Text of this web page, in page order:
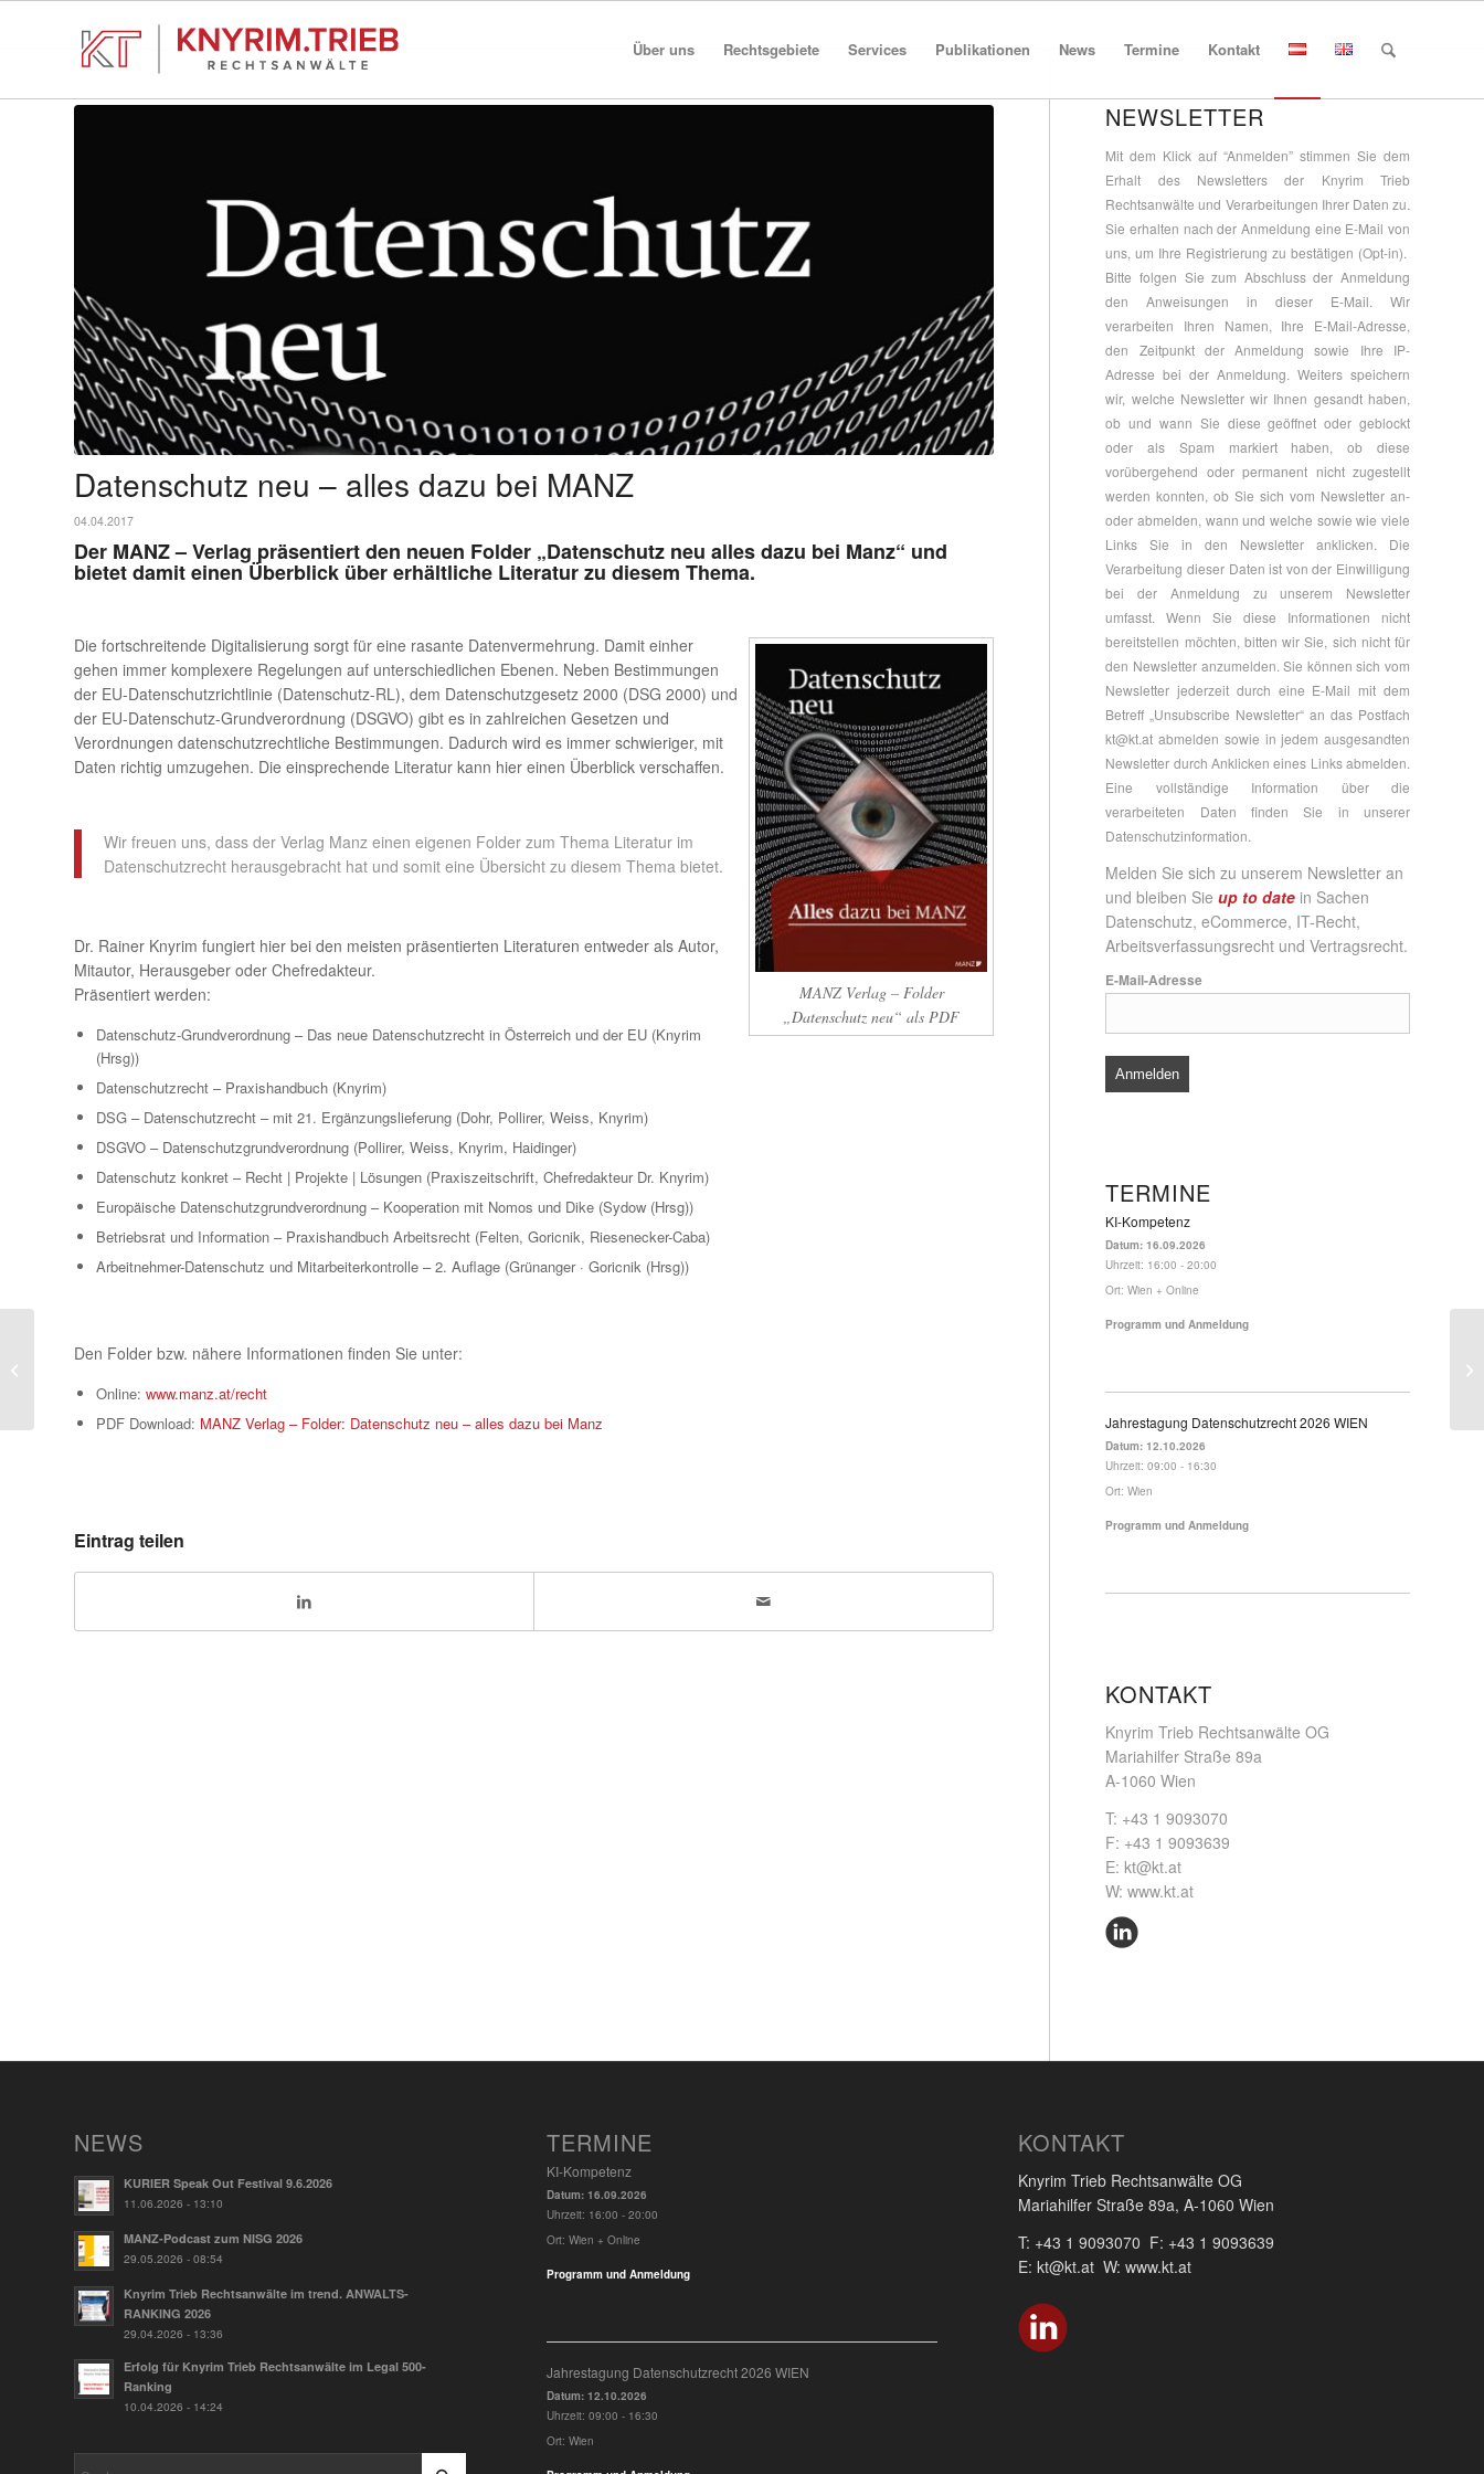
Über uns Rechtsgebiete Services Publikationen News Termine Kontakt
Datenschutz neu – alles dazu bei MANZ
04.04.2017
Der MANZ – Verlag präsentiert den neuen Folder „Datenschutz neu alles dazu bei Manz“ und
bietet damit einen Überblick über erhältliche Literatur zu diesem Thema.
MANZ Verlag – Folder
„Datenschutz neu“ als PDF
Die fortschreitende Digitalisierung sorgt für eine rasante Datenvermehrung. Damit einher
gehen immer komplexere Regelungen auf unterschiedlichen Ebenen. Neben Bestimmungen
der EU-Datenschutzrichtlinie (Datenschutz-RL), dem Datenschutzgesetz 2000 (DSG 2000) und
der EU-Datenschutz-Grundverordnung (DSGVO) gibt es in zahlreichen Gesetzen und
Verordnungen datenschutzrechtliche Bestimmungen. Dadurch wird es immer schwieriger, mit
Daten richtig umzugehen. Die einsprechende Literatur kann hier einen Überblick verschaffen.
Wir freuen uns, dass der Verlag Manz einen eigenen Folder zum Thema Literatur im
Datenschutzrecht herausgebracht hat und somit eine Übersicht zu diesem Thema bietet.
Dr. Rainer Knyrim fungiert hier bei den meisten präsentierten Literaturen entweder als Autor,
Mitautor, Herausgeber oder Chefredakteur.
Präsentiert werden:
Datenschutz-Grundverordnung – Das neue Datenschutzrecht in Österreich und der EU (Knyrim
(Hrsg))
Datenschutzrecht – Praxishandbuch (Knyrim)
DSG – Datenschutzrecht – mit 21. Ergänzungslieferung (Dohr, Pollirer, Weiss, Knyrim)
DSGVO – Datenschutzgrundverordnung (Pollirer, Weiss, Knyrim, Haidinger)
Datenschutz konkret – Recht | Projekte | Lösungen (Praxiszeitschrift, Chefredakteur Dr. Knyrim)
Europäische Datenschutzgrundverordnung – Kooperation mit Nomos und Dike (Sydow (Hrsg))
Betriebsrat und Information – Praxishandbuch Arbeitsrecht (Felten, Goricnik, Riesenecker-Caba)
Arbeitnehmer-Datenschutz und Mitarbeiterkontrolle – 2. Auflage (Grünanger · Goricnik (Hrsg))
Den Folder bzw. nähere Informationen finden Sie unter:
Online: www.manz.at/recht
PDF Download: MANZ Verlag – Folder: Datenschutz neu – alles dazu bei Manz
Eintrag teilen
NEWSLETTER
Mit dem Klick auf “Anmelden” stimmen Sie dem
Erhalt des Newsletters der Knyrim Trieb
Rechtsanwälte und Verarbeitungen Ihrer Daten zu.
Sie erhalten nach der Anmeldung eine E-Mail von
uns, um Ihre Registrierung zu bestätigen (Opt-in).
Bitte folgen Sie zum Abschluss der Anmeldung
den Anweisungen in dieser E-Mail. Wir
verarbeiten Ihren Namen, Ihre E-Mail-Adresse,
den Zeitpunkt der Anmeldung sowie Ihre IP-
Adresse bei der Anmeldung. Weiters speichern
wir, welche Newsletter wir Ihnen gesandt haben,
ob und wann Sie diese geöffnet oder geblockt
oder als Spam markiert haben, ob diese
vorübergehend oder permanent nicht zugestellt
werden konnten, ob Sie sich vom Newsletter an-
oder abmelden, wann und welche sowie wie viele
Links Sie in den Newsletter anklicken. Die
Verarbeitung dieser Daten ist von der Einwilligung
bei der Anmeldung zu unserem Newsletter
umfasst. Wenn Sie diese Informationen nicht
bereitstellen möchten, bitten wir Sie, sich nicht für
den Newsletter anzumelden. Sie können sich vom
Newsletter jederzeit durch eine E-Mail mit dem
Betreff „Unsubscribe Newsletter“ an das Postfach
kt@kt.at abmelden sowie in jedem ausgesandten
Newsletter durch Anklicken eines Links abmelden.
Eine vollständige Information über die
verarbeiteten Daten finden Sie in unserer
Datenschutzinformation.
Melden Sie sich zu unserem Newsletter an
und bleiben Sieup to date in Sachen
Datenschutz, eCommerce, IT-Recht,
Arbeitsverfassungsrecht und Vertragsrecht.
E-Mail-Adresse
TERMINE
KI-Kompetenz
Datum:16.09.2026
Uhrzeit: 16:00 - 20:00
Ort:Wien + Online
Programm und Anmeldung
Jahrestagung Datenschutzrecht 2026 WIEN
Datum:12.10.2026
Uhrzeit:09:00 - 16:30
Ort:Wien
Programm und Anmeldung
KONTAKT
Knyrim Trieb Rechtsanwälte OG
Mariahilfer Straße 89a
A-1060 Wien
T: +43 1 9093070
F: +43 1 9093639
E: kt@kt.at
W:www.kt.at
NEWS
KURIER Speak Out Festival 9.6.2026
11.06.2026 - 13:10
MANZ-Podcast zum NISG 2026
29.05.2026 - 08:54
Knyrim Trieb Rechtsanwälte im trend. ANWALTS-
RANKING 2026
29.04.2026 - 13:36
Erfolg für Knyrim Trieb Rechtsanwälte im Legal 500-
Ranking
10.04.2026 - 14:24
TERMINE
KI-Kompetenz
Datum: 16.09.2026
Uhrzeit: 16:00 - 20:00
Ort: Wien + Online
Programm und Anmeldung
Jahrestagung Datenschutzrecht 2026 WIEN
Datum: 12.10.2026
Uhrzeit: 09:00 - 16:30
Ort: Wien
KONTAKT
Knyrim Trieb Rechtsanwälte OG
Mariahilfer Straße 89a, A-1060 Wien
T: +43 1 9093070 F: +43 1 9093639
E: kt@kt.at W: www.kt.at
Stellung und Aufgaben von